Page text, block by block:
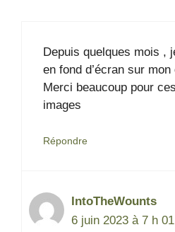
Depuis quelques mois ,
en fond d’écran sur
Merci beaucoup pour
images
Répondre
IntoTheWounts
6 juin 2023 à 7 h